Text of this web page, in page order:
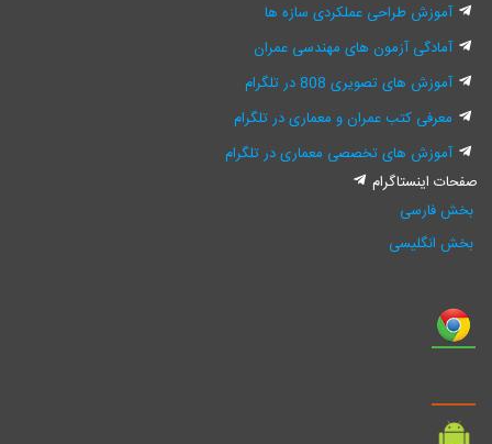
آموزش طراحی عملکردی سازه ها
آمادگی آزمون های مهندسی عمران
آموزش های تصویری 808 در تلگرام
معرفی کتب عمران و معماری در تلگرام
آموزش های تخصصی معماری در تلگرام
صفحات اینستاگرام
بخش فارسی
بخش انگلیسی